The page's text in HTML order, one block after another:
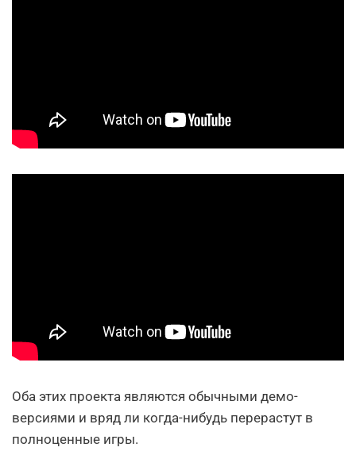
Оба этих проекта являются обычными демо-
версиями и вряд ли когда-нибудь перерастут в
полноценные игры.